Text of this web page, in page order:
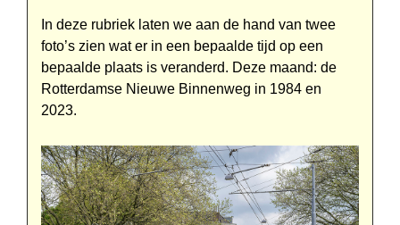
In deze rubriek laten we aan de hand van twee
foto’s zien wat er in een bepaalde tijd op een
bepaalde plaats is veranderd. Deze maand: de
Rotterdamse Nieuwe Binnenweg in 1984 en
2023.